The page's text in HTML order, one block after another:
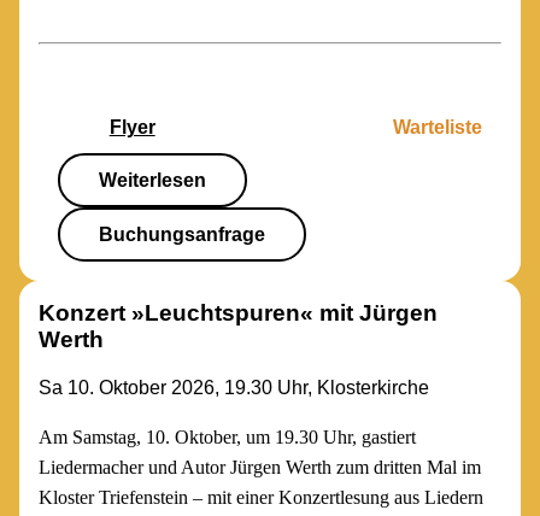
Flyer Warteliste
Weiterlesen
Buchungsanfrage
Konzert »Leuchtspuren« mit Jürgen
Werth
Sa 10. Oktober 2026, 19.30 Uhr, Klosterkirche
Am Samstag, 10. Oktober, um 19.30 Uhr, gastiert
Liedermacher und Autor Jürgen Werth zum dritten Mal im
Kloster Triefenstein – mit einer Konzertlesung aus Liedern